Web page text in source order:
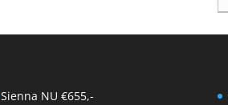
Sienna NU €655,-